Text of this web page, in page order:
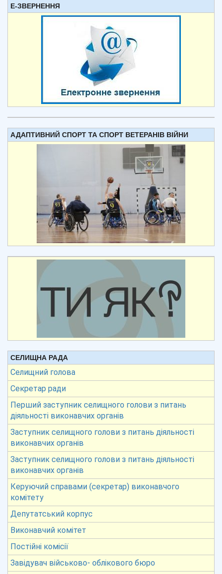
Е-ЗВЕРНЕННЯ
АДАПТИВНИЙ СПОРТ ТА СПОРТ ВЕТЕРАНІВ ВІЙНИ
СЕЛИЩНА РАДА
Селищний голова
Секретар ради
Перший заступник селищного голови з питань
діяльності виконавчих органів
Заступник селищного голови з питань діяльності
виконавчих органів
Заступник селищного голови з питань діяльності
виконавчих органів
Керуючий справами (секретар) виконавчого
комітету
Депутатський корпус
Виконавчий комітет
Постійні комісії
Завідувач військово- облікового бюро